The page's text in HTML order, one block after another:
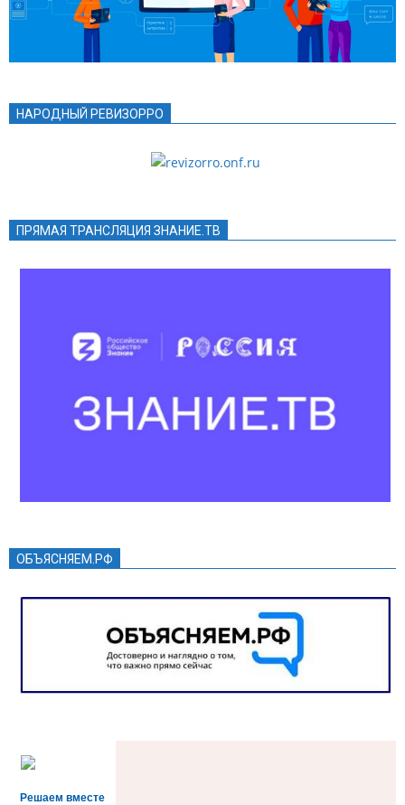
НАРОДНЫЙ РЕВИЗОРРО
ПРЯМАЯ ТРАНСЛЯЦИЯ ЗНАНИЕ.ТВ
ОБЪЯСНЯЕМ.РФ
Решаем вместе